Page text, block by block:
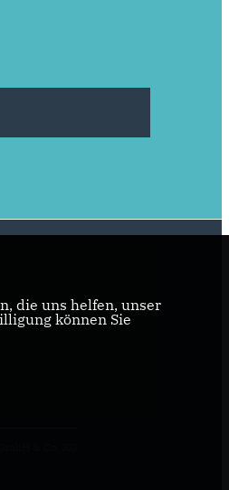
die uns helfen, unser
können Sie